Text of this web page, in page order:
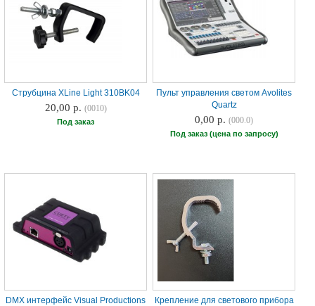
Струбцина XLine Light 310BK04
20,00 р. (0010)
Под заказ
Пульт управления светом Avolites
Quartz
0,00 р.(000.0)
Под заказ (цена по запросу)
DMX интерфейс Visual Productions
Крепление для светового прибора